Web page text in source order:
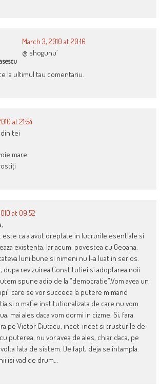
March 3, 2010 at 20:16
@ shogunu’
la ultimul tau comentariu.
at 21:54
din tei
mare.
at 09:52
este ca a avut dreptate in lucrurile esentiale si
existenta. Iar acum, povestea cu Geoana.
luni bune si nimeni nu l-a luat in serios.
dupa revizuirea Constitutiei si adoptarea noii
spune adio de la “democratie”.Vom avea un
care se vor succeda la putere mimand
si o mafie institutionalizata de care nu vom
mai ales daca vom dormi in cizme. Si, fara
pe Victor Ciutacu, incet-incet si trusturile de
puterea, nu vor avea de ales, chiar daca, pe
fata de sistem. De fapt, deja se intampla.
isi vad de drum…